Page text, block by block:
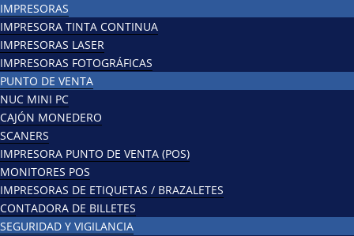
IMPRESORAS
IMPRESORA TINTA CONTINUA
IMPRESORAS LASER
IMPRESORAS FOTOGRÁFICAS
PUNTO DE VENTA
NUC MINI PC
CAJÓN MONEDERO
SCANERS
IMPRESORA PUNTO DE VENTA (POS)
MONITORES POS
IMPRESORAS DE ETIQUETAS / BRAZALETES
CONTADORA DE BILLETES
SEGURIDAD Y VIGILANCIA